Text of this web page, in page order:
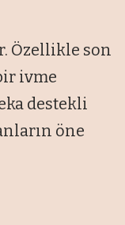
Özellikle son
ivme
destekli
öne